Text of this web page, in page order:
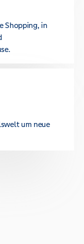
Shopping, in
um neue